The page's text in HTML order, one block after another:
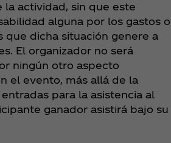
la actividad, sin que este
alguna por los gastos o
que dicha situación genere a
El organizador no será
ningún otro aspecto
el evento, más allá de la
para la asistencia al
ganador asistirá bajo su